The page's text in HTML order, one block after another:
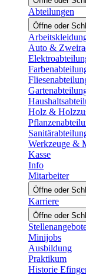
Abteilungen
Öffne oder
Auto &
Holz &
Werkzeuge &
Kasse
Info
Mitarbeiter
Öffne oder
Karriere
Öffne oder
Minijobs
Ausbildung
Praktikum
Historie